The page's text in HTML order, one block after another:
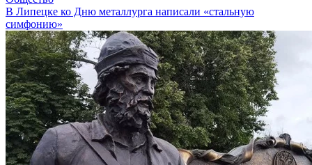
В Липецке ко Дню металлурга написали «стальную
симфонию»